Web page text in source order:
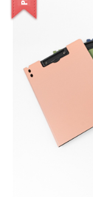
ปากกาหมึกซึม
ปากกาทัชสกรีน
ปากกาลบได้
ปากกาเคมี
ปากกา Quantum
ดินสอไม้
วิธีการชำระเงิน
ขอใบเสนอราคา